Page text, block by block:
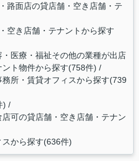
路面店の貸店舗・空き店舗・テ
空き店舗・テナントから探す
医療・福祉その他の業種が出店
ト物件から探す(758件)
所・賃貸オフィスから探す(739
)
可の貸店舗・空き店舗・テナン
から探す(636件)